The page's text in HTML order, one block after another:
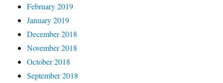
February 2019
January 2019
December 2018
November 2018
October 2018
September 2018